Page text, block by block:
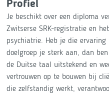
Profiel
Je beschikt over een diploma
Zwitserse SRK-registratie en
psychiatrie. Heb je die
doelgroep je sterk aan, dan
de Duitse taal uitstekend en
vertrouwen op te bouwen bij
die zelfstandig werkt,